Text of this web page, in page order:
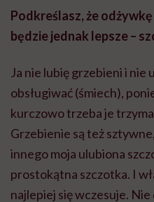
Podkreślasz, że
będzie jednak lepsze –
Ja nie lubię grzebieni i nie
obsługiwać (śmiech),
kurczowo trzeba je
Grzebienie są też
innego moja ulubiona
prostokątna szczotka. I
najlepiej się wczesuje.